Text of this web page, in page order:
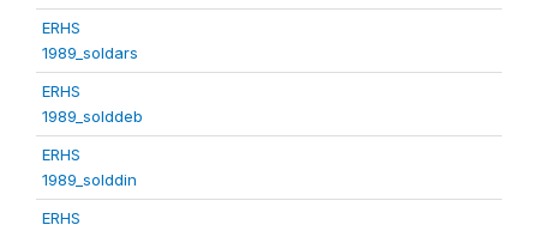
ERHS
1989_soldars
ERHS
1989_solddeb
ERHS
1989_solddin
ERHS